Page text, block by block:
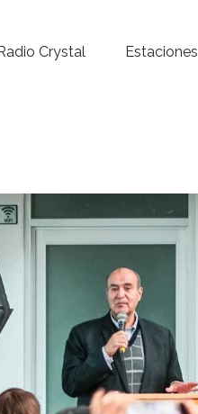
Crystal Estaciones
Noticias
Para ti
Contacto